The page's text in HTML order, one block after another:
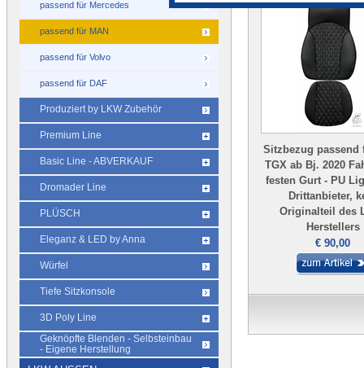
Sitzbezug passend
TGX ab Bj. 2020
festen Gurt - PU
Drittanbieter,
Originalteil des
Herstellers
€ 90,00
passend für Mercedes
passend für MAN
passend für Volvo
passend für DAF
Produziert by LKW Zubehör
Premium Line
Basic Line - ABVERKAUF
Dromader Line
PLÜSCH
Eleganz & LED by Anna
Würfel
Tiefe Sitzkonsole
3D Poly Line
Geknöpfte Blenden - Selbsteinbau
- Eigene Herstellung